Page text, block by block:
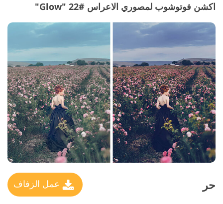
اكشن فوتوشوب لمصوري الاعراس #22 "Glow"
حر عمل الزفاف